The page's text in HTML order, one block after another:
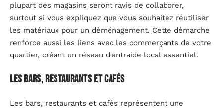
plupart des magasins seront ravis de collaborer,
surtout si vous expliquez que vous souhaitez réutiliser
les matériaux pour un déménagement. Cette démarche
renforce aussi les liens avec les commerçants de votre
quartier, créant un réseau d’entraide local essentiel.
Les bars, restaurants et cafés
Les bars, restaurants et cafés représentent une